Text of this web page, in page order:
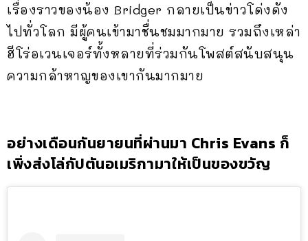
เรื่องราวของน้อง Bridger กลายเป็นข่าวโด่งดัง
ไปทั่วโลก มีผู้คนเข้ามาชื่นชมมากมาย รวมถึงเหล่า
ฮีโร่อเวนเจอร์ทั้งหลายที่ร่วมกันโพสต์สนับสนุน
ความกล้าหาญของเขากันมากมาย
อย่างเดือนกันยายนที่ผ่านมา Chris Evans ก็
เพิ่งส่งโล่กัปตันอเมริกามาให้เป็นของขวัญ